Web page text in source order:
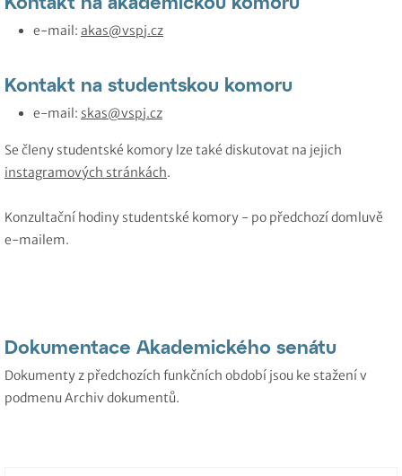
e-mail: akas@vspj.cz
Kontakt na studentskou komoru
e-mail: skas@vspj.cz
Se členy studentské komory lze také diskutovat na jejich
instagramových stránkách.
Konzultační hodiny studentské komory - po předchozí domluvě
e-mailem.
Dokumentace Akademického senátu
Dokumenty z předchozích funkčních období jsou ke stažení v
podmenu Archiv dokumentů.